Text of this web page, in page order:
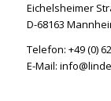
Eichelsheimer
D-68163
Telefon: +49 (0)
E-Mail: